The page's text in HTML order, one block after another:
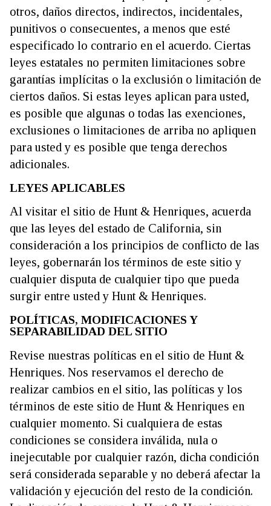
otros, daños directos, indirectos, incidentales,
punitivos o consecuentes, a menos que esté
especificado lo contrario en el acuerdo. Ciertas
leyes estatales no permiten limitaciones sobre
garantías implícitas o la exclusión o limitación de
ciertos daños. Si estas leyes aplican para usted,
es posible que algunas o todas las exenciones,
exclusiones o limitaciones de arriba no apliquen
para usted y es posible que tenga derechos
adicionales.
LEYES APLICABLES
Al visitar el sitio de Hunt & Henriques, acuerda
que las leyes del estado de California, sin
consideración a los principios de conflicto de las
leyes, gobernarán los términos de este sitio y
cualquier disputa de cualquier tipo que pueda
surgir entre usted y Hunt & Henriques.
POLÍTICAS, MODIFICACIONES Y
SEPARABILIDAD DEL SITIO
Revise nuestras políticas en el sitio de Hunt &
Henriques. Nos reservamos el derecho de
realizar cambios en el sitio, las políticas y los
términos de este sitio de Hunt & Henriques en
cualquier momento. Si cualquiera de estas
condiciones se considera inválida, nula o
inejecutable por cualquier razón, dicha condición
será considerada separable y no deberá afectar la
validación y ejecución del resto de la condición.